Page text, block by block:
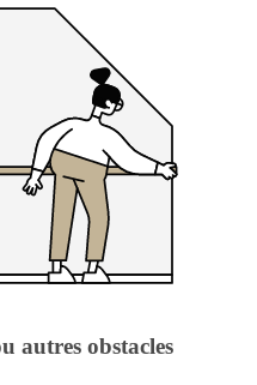
autres obstacles